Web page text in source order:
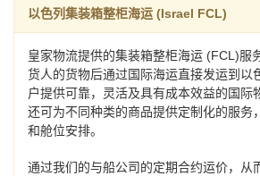
以色列集装箱整柜海运 (Israel FCL)
皇家物流提供的集装箱整柜海运 (FCL)服
货人的货物后通过国际海运直接发运到以
户提供可靠，灵活及具有成本效益的国际
还可为不同种类的商品提供定制化的服务
和舱位安排。
通过我们的与船公司的定期合约运价，从